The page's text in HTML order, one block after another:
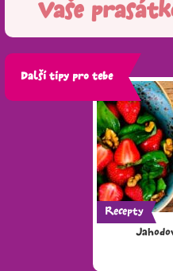
Vaše
Další tipy pro tebe
Recepty